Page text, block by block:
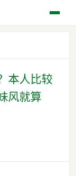
本人比较
风就算